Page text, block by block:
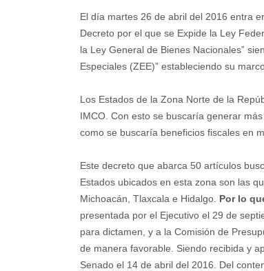
El día martes 26 de abril del 2016 entra
Decreto por el que se Expide la Ley
la Ley General de Bienes Nacionales”
Especiales (ZEE)” estableciendo su
Los Estados de la Zona Norte de la
IMCO. Con esto se buscaría generar
como se buscaría beneficios fiscales en
Este decreto que abarca 50 artículos
Estados ubicados en esta zona son las
Michoacán, Tlaxcala e Hidalgo. Por lo
presentada por el Ejecutivo el 29 de
para dictamen, y a la Comisión de
de manera favorable. Siendo recibida y
Senado el 14 de abril del 2016. Del